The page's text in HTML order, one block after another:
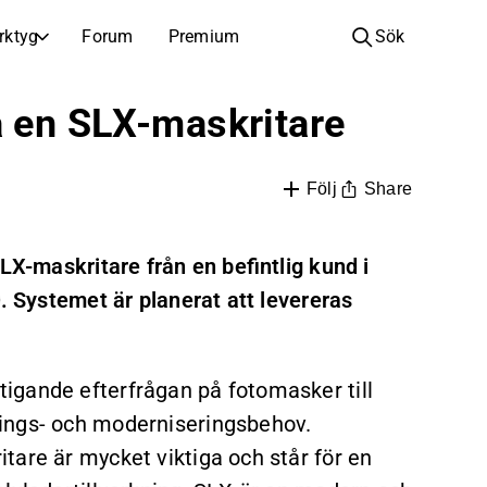
Forum Premium
Bolag
Börsnoteringar
Nya noteringar och kommande börsintroduktioner
Analysskola
Portföljinnehavare
Investeringskunskap för alla nivåer, från första stegen till avancerade portföljstrategier.
Sök
SLX-maskritare
Följ Share
maskritare från en befintlig kund i
Systemet är planerat att levereras
efterfrågan på fotomasker till
och moderniseringsbehov.
är mycket viktiga och står för en